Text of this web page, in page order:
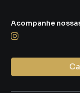
Acompanhe